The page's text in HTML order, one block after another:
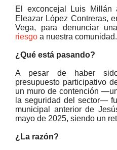
El exconcejal Luis
Eleazar López Contreras,
Vega, para denunciar
riesgo a nuestra comunidad.
¿Qué está pasando?
A pesar de haber
presupuesto participativo
un muro de contención
la seguridad del sector—
municipal anterior de
mayo de 2025, siendo un
¿La razón?